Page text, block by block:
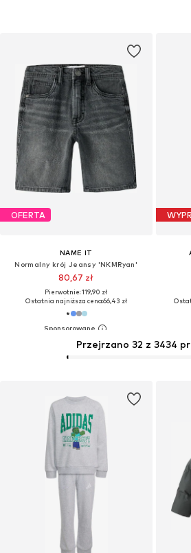
OFERTA
NAME IT
Normalny krój Jeansy 'NKMRyan'
80,67 zł
Pierwotnie: 119,90 zł
Ostatnia najniższa cena:66,43 zł
Przejrzano 32 z 3434